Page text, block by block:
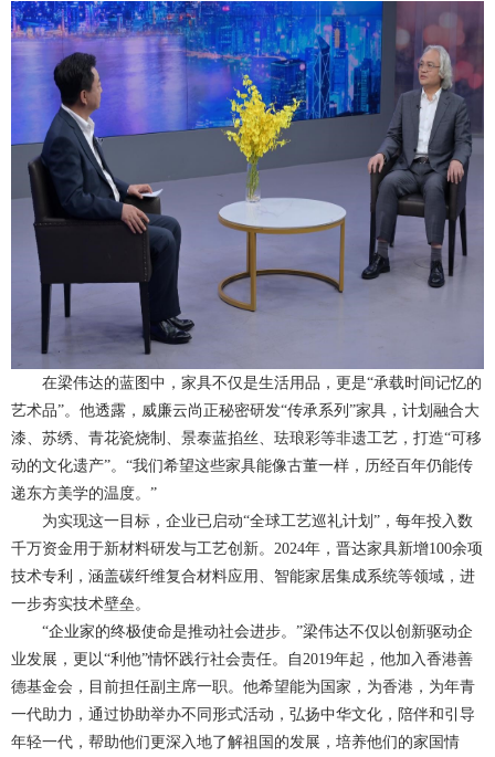
在梁伟达的蓝图中，家具不仅是生活用品，更是“承载时间记忆的
艺术品”。他透露，威廉云尚正秘密研发“传承系列”家具，计划融合大
漆、苏绣、青花瓷烧制、景泰蓝掐丝、珐琅彩等非遗工艺，打造“可移
动的文化遗产”。“我们希望这些家具能像古董一样，历经百年仍能传
递东方美学的温度。”
为实现这一目标，企业已启动“全球工艺巡礼计划”，每年投入数
千万资金用于新材料研发与工艺创新。2024年，晋达家具新增100余项
技术专利，涵盖碳纤维复合材料应用、智能家居集成系统等领域，进
一步夯实技术壁垒。
“企业家的终极使命是推动社会进步。”梁伟达不仅以创新驱动企
业发展，更以“利他”情怀践行社会责任。自2019年起，他加入香港善
德基金会，目前担任副主席一职。他希望能为国家，为香港，为年青
一代助力，通过协助举办不同形式活动，弘扬中华文化，陪伴和引导
年轻一代，帮助他们更深入地了解祖国的发展，培养他们的家国情